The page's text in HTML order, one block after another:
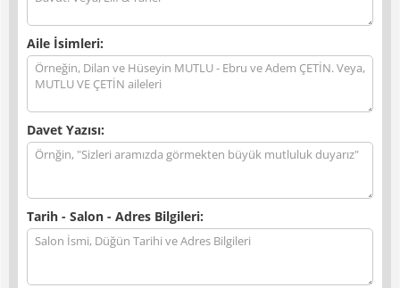
Aile İsimleri:
Davet Yazısı:
Tarih - Salon - Adres Bilgileri: